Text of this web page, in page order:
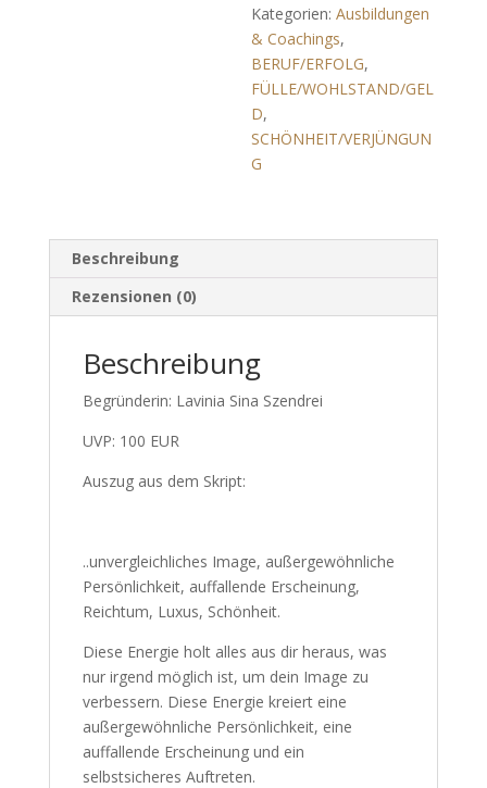
Kategorien:Ausbildungen
& Coachings,
BERUF/ERFOLG,
FÜLLE/WOHLSTAND/GEL
D,
SCHÖNHEIT/VERJÜNGUN
G
Beschreibung
Rezensionen (0)
Beschreibung
Begründerin: Lavinia Sina Szendrei
UVP: 100 EUR
Auszug aus dem Skript:
..unvergleichliches Image, außergewöhnliche
Persönlichkeit, auffallende Erscheinung,
Reichtum, Luxus, Schönheit.
Diese Energie holt alles aus dir heraus, was
nur irgend möglich ist, um dein Image zu
verbessern. Diese Energie kreiert eine
außergewöhnliche Persönlichkeit, eine
auffallende Erscheinung und ein
selbstsicheres Auftreten.